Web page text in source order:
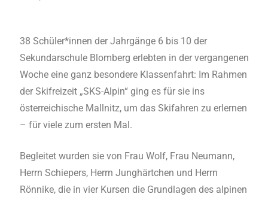
38 Schüler*innen der Jahrgänge 6 bis 10 der
Sekundarschule Blomberg erlebten in der vergangenen
Woche eine ganz besondere Klassenfahrt: Im Rahmen
der Skifreizeit „SKS-Alpin“ ging es für sie ins
österreichische Mallnitz, um das Skifahren zu erlernen
– für viele zum ersten Mal.
Begleitet wurden sie von Frau Wolf, Frau Neumann,
Herrn Schiepers, Herrn Junghärtchen und Herrn
Rönnike, die in vier Kursen die Grundlagen des alpinen